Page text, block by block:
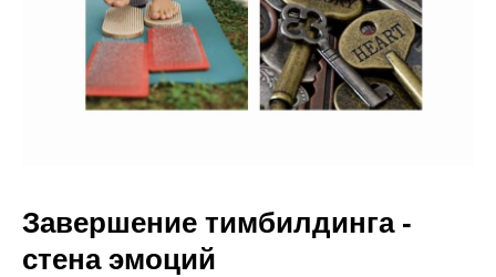
Завершение тимбилдинга -
стена эмоций